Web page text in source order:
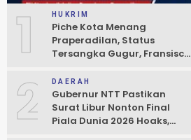
1 HUKRIM
Piche Kota Menang
Praperadilan, Status
Tersangka Gugur, Fransisco
Pendukung
2 DAERAH
Gubernur NTT Pastikan
Surat Libur Nonton Final
Piala Dunia 2026 Hoaks,